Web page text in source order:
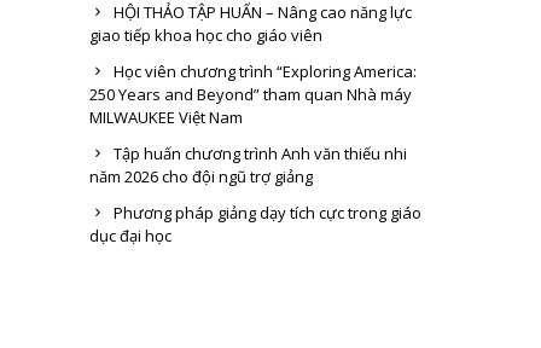
HỘI THẢO TẬP HUẤN – Nâng cao năng lực
giao tiếp khoa học cho giáo viên
Học viên chương trình “Exploring America:
250 Years and Beyond” tham quan Nhà máy
MILWAUKEE Việt Nam
Tập huấn chương trình Anh văn thiếu nhi
năm 2026 cho đội ngũ trợ giảng
Phương pháp giảng dạy tích cực trong giáo
dục đại học